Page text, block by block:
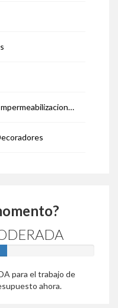
Presupuesto Aislamientos e Impermeabilizaciones
para el trabajo de
ahora.